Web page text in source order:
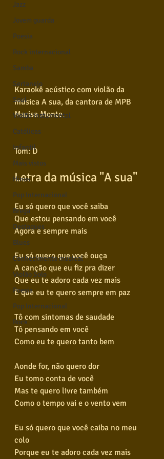
Jazz
Jovem guarda
Poesia
Rock internacional
Samba
Sertanejo
Soul
Violão instumental
Católicas
Infantil
Mais vistos
Hinos
Pop Internacional
Brega
Destaques
Blues
Conhecimento musical
Violão Solo
Poesia
Pop Internacional
Rock
Karaokê acústico com violão da
música A sua, da cantora de MPB
Marisa Monte.
Tom: D
Letra da música "A sua"
Eu só quero que você saiba
Que estou pensando em você
Agora e sempre mais
Eu só quero que você ouça
A canção que eu fiz pra dizer
Que eu te adoro cada vez mais
E que eu te quero sempre em paz
Tô com sintomas de saudade
Tô pensando em você
Como eu te quero tanto bem
Aonde for, não quero dor
Eu tomo conta de você
Mas te quero livre também
Como o tempo vai e o vento vem
Eu só quero que você caiba no meu
colo
Porque eu te adoro cada vez mais